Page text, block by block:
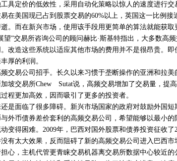
定价的低效性，采用自动化策略以惊人的速度进行交
在美国现已占到股票交易的60%以上，英国这一比例
。而在新兴市场，使用该手段用更简单的算法就能获取
”交易所咨询公司的顾问赫比·斯基特指出，大多数高频
改造这些系统以适应其他市场的费用并不是很昂贵。
厚的利润。
易公司招手。长久以来习惯于垄断操作的亚洲和拉美
坡交易所Chew Sutat说，高频交易增加了交易量，提
程更加高效，因而吸引了更多的投资者。
面临了很多障碍。新兴市场国家的政府对鼓励外国短
外币债券差价套利的高频交易公司，希望能够以最小的
变得困难。2009年，巴西对国外股票和债券投资征收
有太大效果，反而阻碍了新的高频交易公司进入巴西市
，主机代管更青睐交易机器离交易所数据中心较近的